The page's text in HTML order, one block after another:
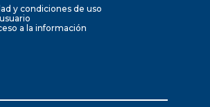
y condiciones de uso
a la información